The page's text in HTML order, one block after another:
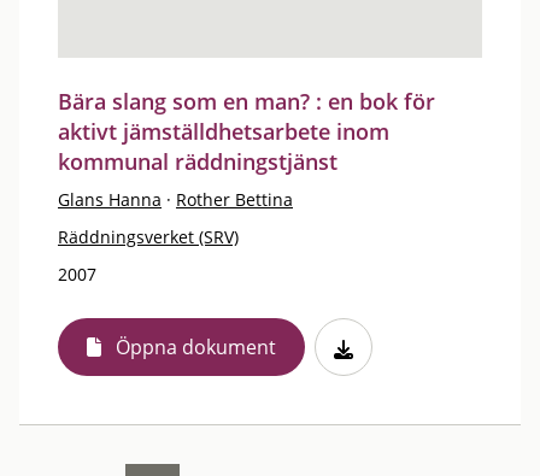
Bära slang som en man? : en bok för
aktivt jämställdhetsarbete inom
kommunal räddningstjänst
Glans Hanna · Rother Bettina
Räddningsverket (SRV)
2007
Öppna dokument